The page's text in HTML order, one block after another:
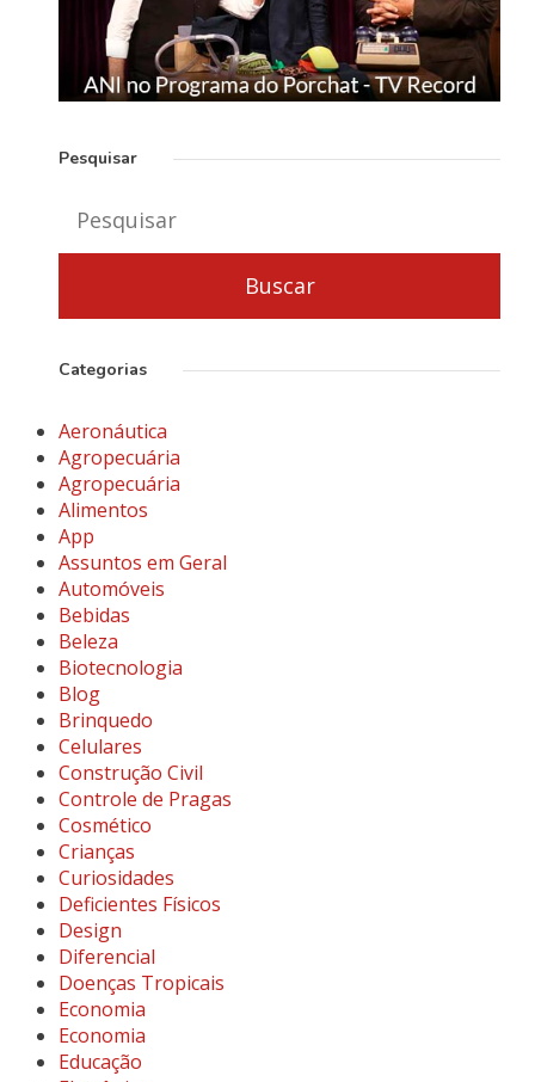
Pesquisar
Categorias
Aeronáutica
Agropecuária
Agropecuária
Alimentos
App
Assuntos em Geral
Automóveis
Bebidas
Beleza
Biotecnologia
Blog
Brinquedo
Celulares
Construção Civil
Controle de Pragas
Cosmético
Crianças
Curiosidades
Deficientes Físicos
Design
Diferencial
Doenças Tropicais
Economia
Economia
Educação